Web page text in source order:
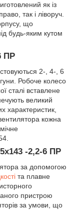
як із
так і ліворуч.
що
будь-яким кутом
ПР
2-, 4-, 6
Робоче колесо
сталі вставлене
великий
характеристик,
кожна
-2,2-6 ПР
за допомогою
та плавне
пристрою
за умови, що